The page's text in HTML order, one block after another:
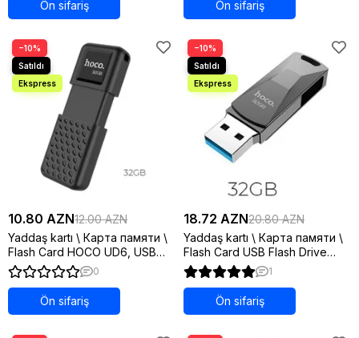
Ön sifariş Ön sifariş
−10%
10.80 AZN12.00 AZN
Yaddaş kartı \ Карта памяти \
Flash Card HOCO UD6, USB
2.0, 32GB, матовый черный
0
Ön sifariş
−10%
18.72 AZN20.80 AZN
Yaddaş kartı \ Карта памяти \
Flash Card USB Flash Drive
32Gb - Hoco UD5 Wisdom
High-Speed Flash Drive
1
Ön sifariş